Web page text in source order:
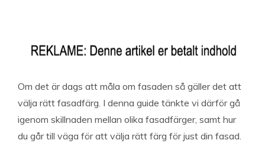
Om det är dags att måla om fasaden så gäller det att
välja rätt fasadfärg. I denna guide tänkte vi därför gå
igenom skillnaden mellan olika fasadfärger, samt hur
du går till väga för att välja rätt färg för just din fasad.